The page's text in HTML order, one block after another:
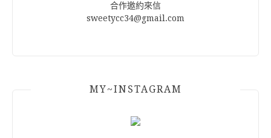
合作邀約來信
sweetycc34@gmail.com
MY~INSTAGRAM